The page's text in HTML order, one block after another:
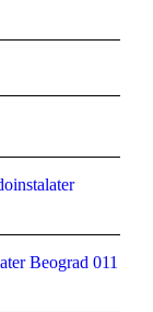
Beograd 011